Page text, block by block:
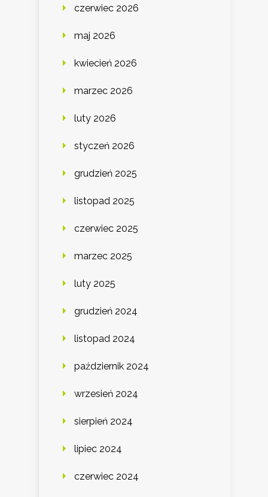
czerwiec 2026
maj 2026
kwiecień 2026
marzec 2026
luty 2026
styczeń 2026
grudzień 2025
listopad 2025
czerwiec 2025
marzec 2025
luty 2025
grudzień 2024
listopad 2024
październik 2024
wrzesień 2024
sierpień 2024
lipiec 2024
czerwiec 2024